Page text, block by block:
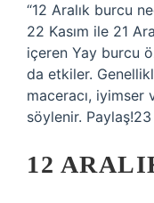
“12 Aralık burcu
22 Kasım ile 21
içeren Yay burcu
da etkiler.
maceracı,
söylenir.
12